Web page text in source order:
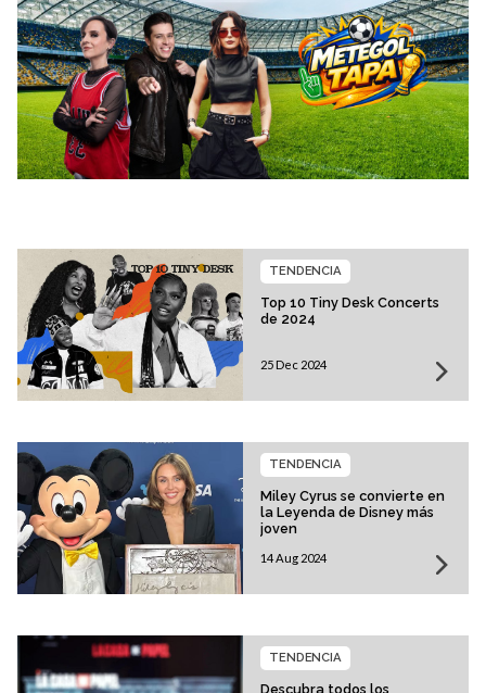
Top 10 Tiny Desk Concerts
de 2024
TENDENCIA
25 Dec 2024
Miley Cyrus se convierte en
la Leyenda de Disney más
joven
TENDENCIA
14 Aug 2024
Descubra todos los
TENDENCIA